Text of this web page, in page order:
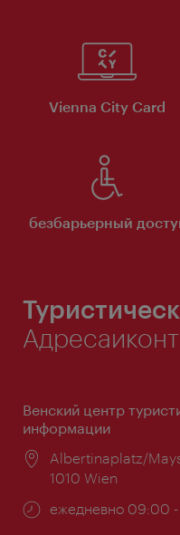
Vienna City Card
безбарьерный
Венский центр
информации
Расположение:
Albertinaplatz/
1010 Wien
Часы
ежедневно 09:00 -